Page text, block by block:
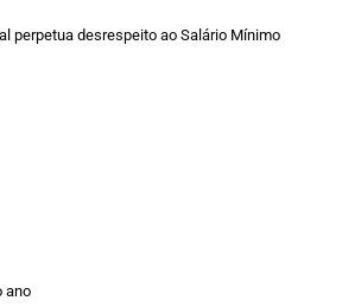
perpetua desrespeito ao Salário Mínimo
ano